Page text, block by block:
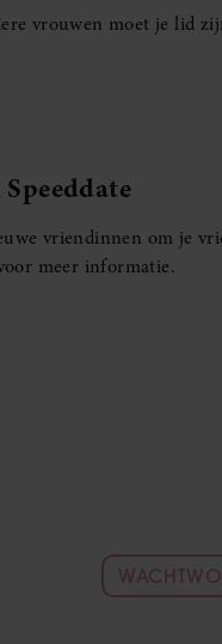
vrouwen moet je lid
vriendinnen om je
meer informatie.